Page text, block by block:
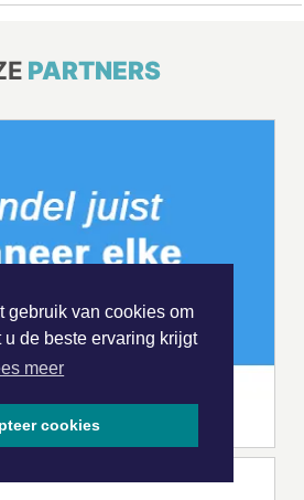
gebruik van cookies om
de beste ervaring krijgt
meer
cookies
PARTNERS